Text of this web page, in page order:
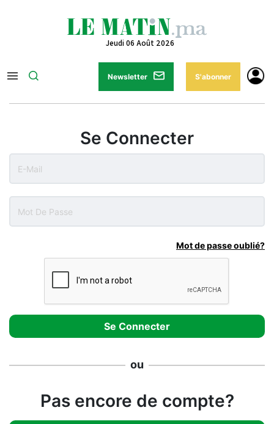
Jeudi 06 Août 2026
Newsletter S'abonner
Se Connecter
Mot de passe oublié?
ou
Pas encore de compte?